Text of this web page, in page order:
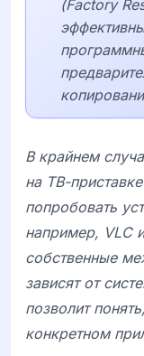
(Factory
В крайнем
на ТВ-
попробовать
например, VLC
собственные
зависят от
позволит
конкретном